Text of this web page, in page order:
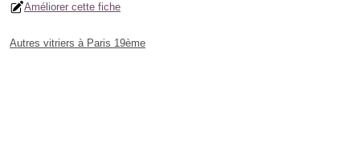
Améliorer cette fiche
Autres vitriers à Paris 19ème